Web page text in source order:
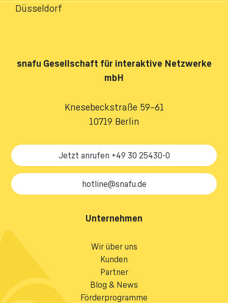
Düsseldorf
snafu Gesellschaft für interaktive Netzwerke
mbH
Knesebeckstraße 59–61
10719 Berlin
Jetzt anrufen +49 30 25430-0
hotline@snafu.de
Unternehmen
Wir über uns
Kunden
Partner
Blog & News
Förderprogramme